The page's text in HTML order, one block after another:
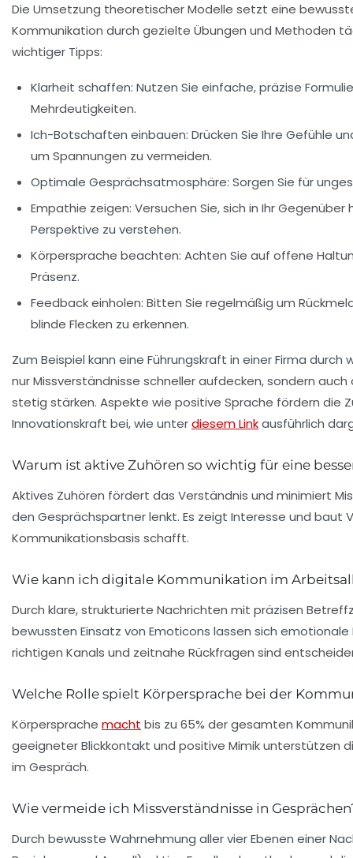
Die Umsetzung theoretischer Modelle setzt eine
Kommunikation durch gezielte Übungen und Methoden
wichtiger Tipps:
Klarheit schaffen: Nutzen Sie einfache, präzise
Mehrdeutigkeiten.
Ich-Botschaften einbauen: Drücken Sie Ihre Gefühle
um Spannungen zu vermeiden.
Optimale Gesprächsatmosphäre: Sorgen Sie für
Empathie zeigen: Versuchen Sie, sich in Ihr
Perspektive zu verstehen.
Körpersprache beachten: Achten Sie auf offene
Präsenz.
Feedback einholen: Bitten Sie regelmäßig um
blinde Flecken zu erkennen.
Zum Beispiel kann eine Führungskraft in einer Firma
nur Missverständnisse schneller aufdecken, sondern
stetig stärken. Aspekte wie positive Sprache fördern die
Innovationskraft bei, wie unterdiesem Linkausführlich
Warum ist aktive Zuhören so wichtig für eine
Aktives Zuhören fördert das Verständnis und minimiert
den Gesprächspartner lenkt. Es zeigt Interesse und baut
Kommunikationsbasis schafft.
Wie kann ich digitale Kommunikation im
Durch klare, strukturierte Nachrichten mit präzisen
bewussten Einsatz von Emoticons lassen sich
richtigen Kanals und zeitnahe Rückfragen sind
Welche Rolle spielt Körpersprache bei der
Körpersprache macht bis zu 65% der gesamten
geeigneter Blickkontakt und positive Mimik unterstützen
im Gespräch.
Wie vermeide ich Missverständnisse in
Durch bewusste Wahrnehmung aller vier Ebenen einer